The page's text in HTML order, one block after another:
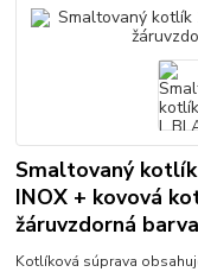
Smaltovaný
INOX + kovová
žáruvzdorná
Kotlíková súprava